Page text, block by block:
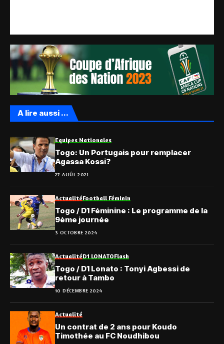
A lire aussi ...
Equipes Nationales
Togo: Un Portugais pour remplacer
Agassa Kossi?
27 AOÛT 2021
ActualitéFootball Féminin
Togo / D1 Féminine : Le programme de la
9ème journée
3 OCTOBRE 2024
ActualitéD1 LONATOFlash
Togo / D1 Lonato : Tonyi Agbessi de
retour à Tambo
10 DÉCEMBRE 2024
Actualité
Un contrat de 2 ans pour Koudo
Timothée au FC Noudhibou